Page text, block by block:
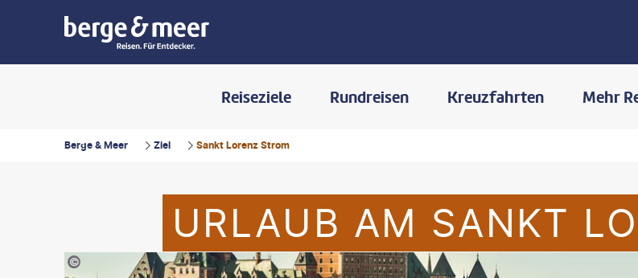
Reiseziele Rundreisen Kreuzfahrten Mehr
Berge & Meer Ziel Sankt Lorenz Strom
URLAUB AM SANKT
©Pgiam-gty